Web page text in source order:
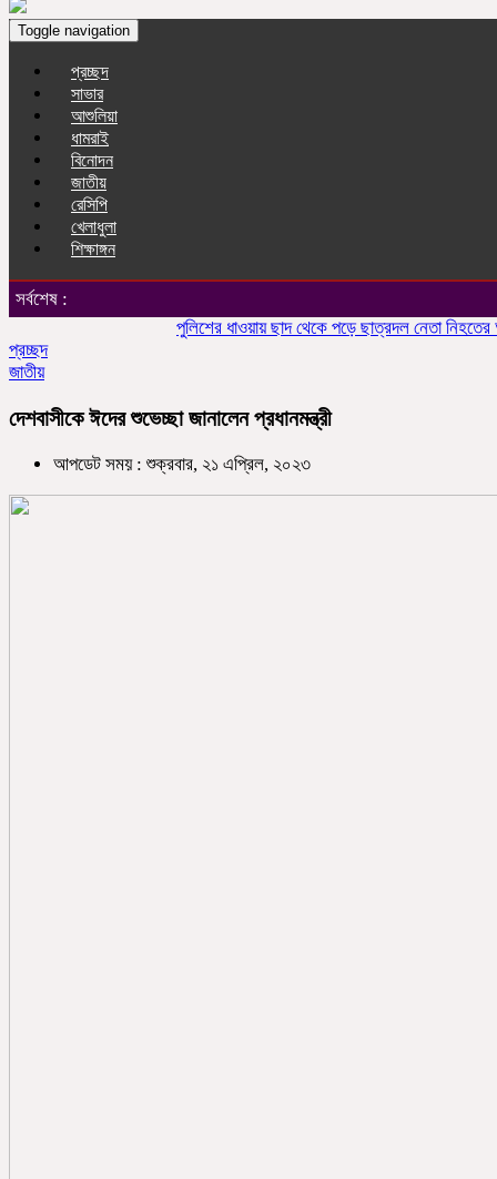
Toggle navigation
প্রচ্ছদ
সাভার
আশুলিয়া
ধামরাই
বিনোদন
জাতীয়
রেসিপি
খেলাধুলা
শিক্ষাঙ্গন
সর্বশেষ :
পুলিশের ধাওয়ায় ছাদ থেকে পড়ে ছাত্রদল নেতা নিহতের
প্রচ্ছদ
জাতীয়
দেশবাসীকে ঈদের শুভেচ্ছা জানালেন প্রধানমন্ত্রী
আপডেট সময় : শুক্রবার, ২১ এপ্রিল, ২০২৩